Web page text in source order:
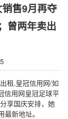
售9月再夺
曾两年卖出
租,皇冠信用网/如
信用网皇冠足球平
享国庆安排，她
新地址。